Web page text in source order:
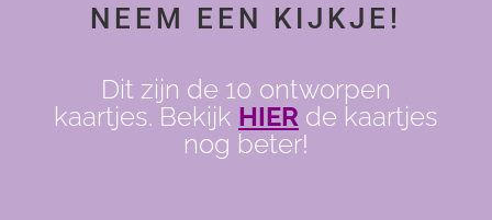
NEEM EEN KIJKJE!
Dit zijn de 10 ontworpen
kaartjes. Bekijk HIERde kaartjes
nog beter!